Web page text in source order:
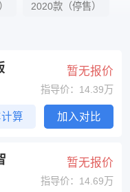
2020款（停售）
暂无报价
指导价：14.39万
算 加入对比
暂无报价
指导价：14.69万